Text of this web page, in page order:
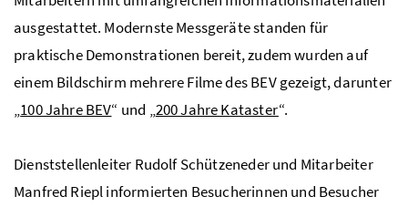
ausgestattet. Modernste Messgeräte standen für
praktische Demonstrationen bereit, zudem wurden auf
einem Bildschirm mehrere Filme des BEV gezeigt, darunter
„100 Jahre BEV“ und „200 Jahre Kataster“.
Dienststellenleiter Rudolf Schützeneder und Mitarbeiter
Manfred Riepl informierten Besucherinnen und Besucher